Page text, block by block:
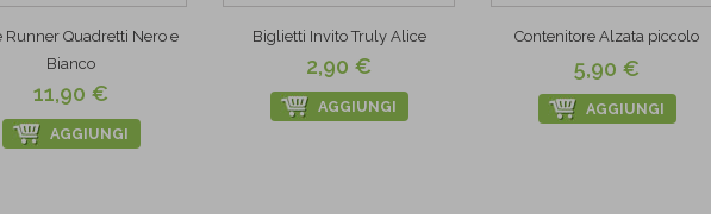
Runner Quadretti Nero e
Bianco
11,90 €
AGGIUNGI
Biglietti Invito Truly Alice
2,90 €
AGGIUNGI
Contenitore Alzata piccolo
5,90 €
AGGIUNGI